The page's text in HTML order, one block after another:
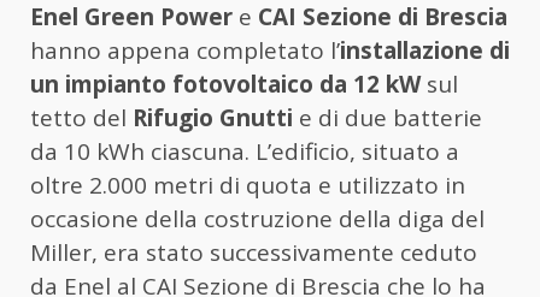
Enel Green Power e CAI Sezione di Brescia
hanno appena completato l’installazione di
un impianto fotovoltaico da 12 kWsul
tetto del Rifugio Gnutti e di due batterie
da 10 kWh ciascuna. L’edificio, situato a
oltre 2.000 metri di quota e utilizzato in
occasione della costruzione della diga del
Miller, era stato successivamente ceduto
da Enel al CAI Sezione di Brescia che lo ha